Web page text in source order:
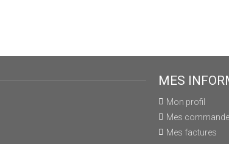
MES
Mon profil
Mes
Mes factures